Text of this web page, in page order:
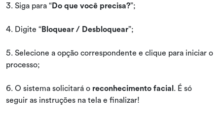
3. Siga para “Do que você precisa?”;
4. Digite “Bloquear / Desbloquear”;
5. Selecione a opção correspondente e clique para iniciar o
processo;
6. O sistema solicitará o reconhecimento facial. É só
seguir as instruções na tela e finalizar!